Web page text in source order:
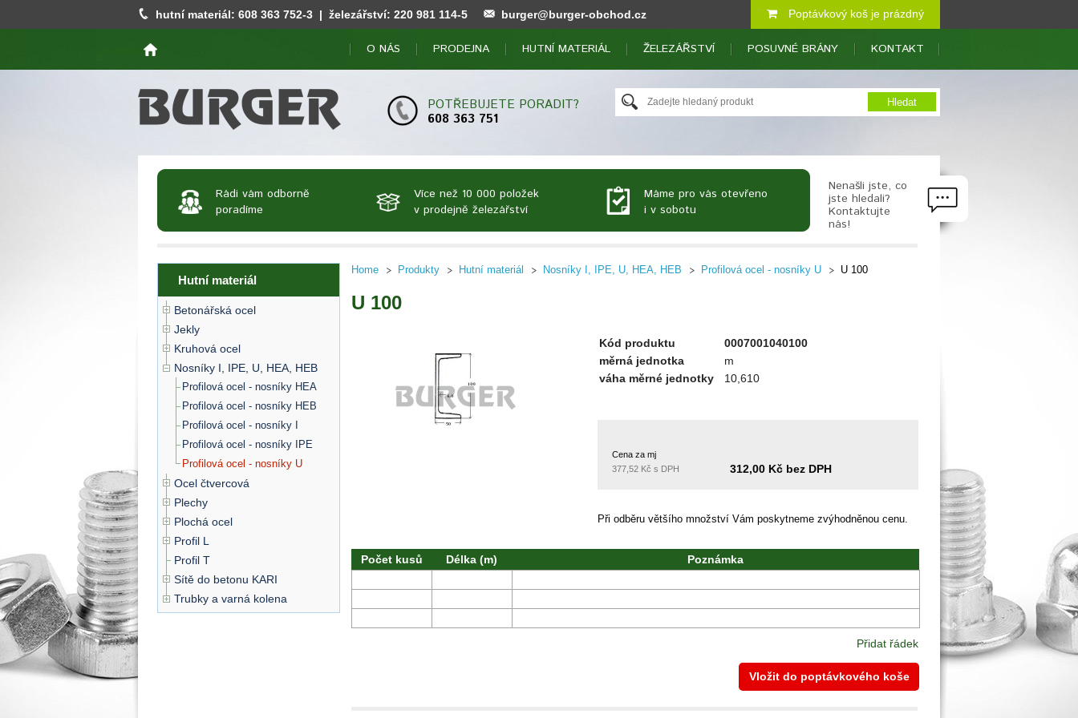
hutní materiál: 608 363 752-3 | železářství: 220 981 114-5 burger@burger-obchod.cz Poptávkový koš je prázdný
O NÁS PRODEJNA HUTNÍ MATERIÁL ŽELEZÁŘSTVÍ POSUVNÉ BRÁNY KONTAKT
POTŘEBUJETE PORADIT?
608 363 751
Rádi vám odborně
poradíme
Více než 10 000 položek
v prodejně železářství
Máme pro vás otevřeno
i v sobotu
Nenašli jste, co
jste hledali?
Kontaktujte
nás!
Hutní materiál
Betonářská ocel
Jekly
Kruhová ocel
Nosníky I, IPE, U, HEA, HEB
Profilová ocel - nosníky HEA
Profilová ocel - nosníky HEB
Profilová ocel - nosníky I
Profilová ocel - nosníky IPE
Profilová ocel - nosníky U
Ocel čtvercová
Plechy
Plochá ocel
Profil L
Profil T
Sítě do betonu KARI
Trubky a varná kolena
Home Produkty Hutní materiál Nosníky I, IPE, U, HEA, HEB Profilová ocel - nosníky U U 100
U 100
Kód produktu
0007001040100
měrná jednotka
m
váha měrné jednotky
10,610
Cena za mj
377,52 Kč s DPH
312,00 Kč bez DPH
Při odběru většího množství Vám poskytneme zvýhodněnou cenu.
Počet kusů Délka (m) Poznámka
Přidat řádek
Vložit do poptávkového koše